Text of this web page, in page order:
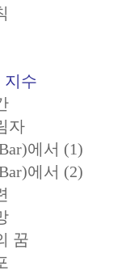
지수
자
에서 (1)
에서 (2)
꿈